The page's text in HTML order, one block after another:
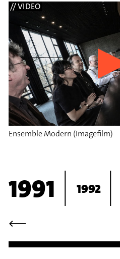
// VIDEO
Ensemble Modern (Imagefilm)
⟶
1991 1992